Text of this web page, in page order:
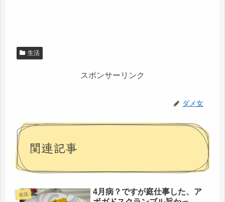
生活
スポンサーリンク
ダメ女
関連記事
生活
4月病？ですが庭仕事した、ア